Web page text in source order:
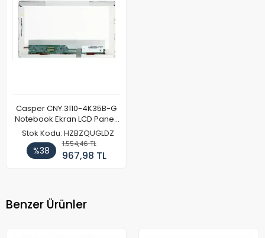
Casper CNY.3110-4K35B-G
Notebook Ekran LCD Paneli
(Ref)
Stok Kodu: HZBZQUGLDZ
%38
1.554,46 TL
967,98 TL
Benzer Ürünler